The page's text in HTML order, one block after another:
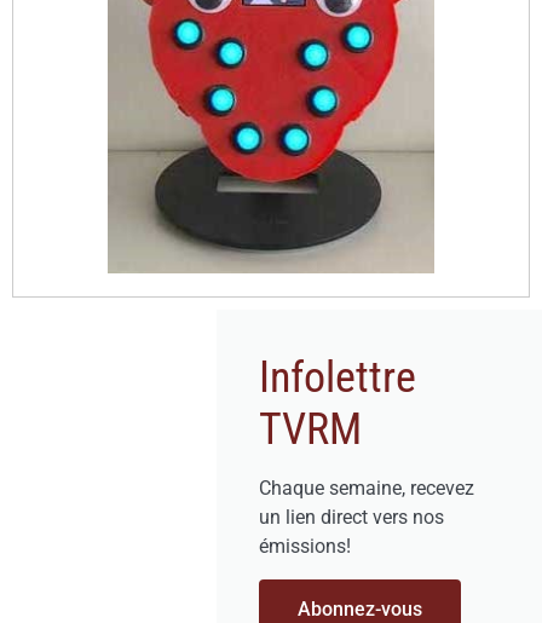
Infolettre
TVRM
Chaque semaine, recevez
un lien direct vers nos
émissions!
Abonnez-vous